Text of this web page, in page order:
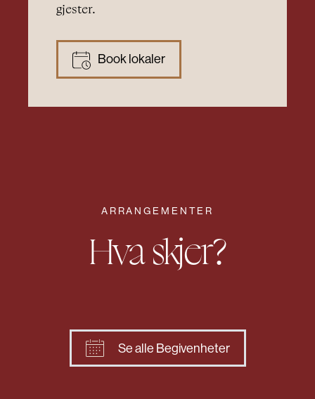
gjester.
Book lokaler
ARRANGEMENTER
Hva skjer?
Se alle Begivenheter